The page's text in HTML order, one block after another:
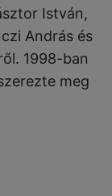
István,
András és
1998-ban
meg